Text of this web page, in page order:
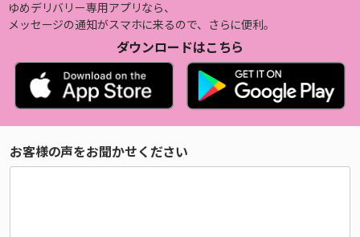
ゆめデリバリー専用アプリなら、
メッセージの通知がスマホに来るので、さらに便利。
ダウンロードはこちら
お客様の声をお聞かせください